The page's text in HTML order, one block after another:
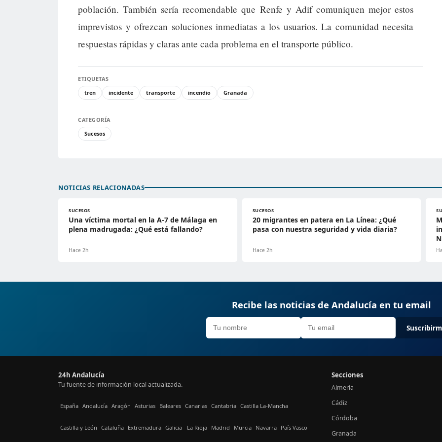
población. También sería recomendable que Renfe y Adif comuniquen mejor estos
imprevistos y ofrezcan soluciones inmediatas a los usuarios. La comunidad necesita
respuestas rápidas y claras ante cada problema en el transporte público.
ETIQUETAS
tren
incidente transporte incendio Granada
CATEGORÍA
Sucesos
NOTICIAS RELACIONADAS
SUCESOS
Una víctima mortal en la A-7 de Málaga en
plena madrugada: ¿Qué está fallando?
Hace 2h
SUCESOS
20 migrantes en patera en La Línea: ¿Qué
pasa con nuestra seguridad y vida diaria?
Hace 2h
Recibe las noticias de Andalucía en tu email
24h Andalucía
Tu fuente de información local actualizada.
España Andalucía Aragón Asturias Baleares Canarias Cantabria Castilla La-Mancha
Castilla y León Cataluña Extremadura Galicia La Rioja Madrid Murcia Navarra País Vasco
Secciones
Almería
Cádiz
Córdoba
Granada